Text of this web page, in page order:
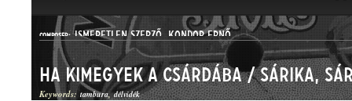
COMPOSER: ISMERETLEN SZERZŐ , KONDOR ERNŐ
Keywords: tambura délvidék